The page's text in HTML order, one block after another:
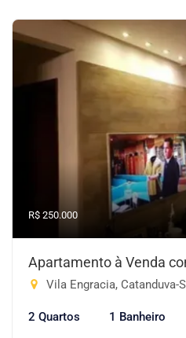
R$ 250.000
Apartamento à Venda
Vila Engracia, Catanduva-
2 Quartos 1 Banheiro